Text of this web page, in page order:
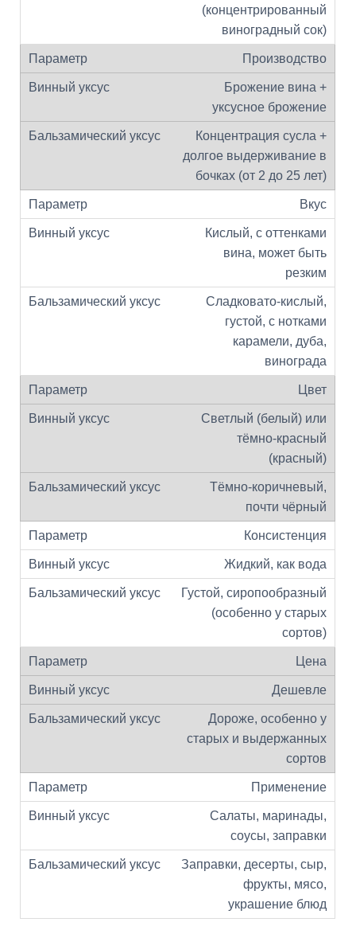
(концентрированный
виноградный сок)
Производство
Брожение вина +
уксусное брожение
Концентрация сусла +
долгое выдерживание в
бочках (от 2 до 25 лет)
Вкус
Кислый, с оттенками
вина, может быть
резким
Сладковато-кислый,
густой, с нотками
карамели, дуба,
винограда
Цвет
Светлый (белый) или
тёмно-красный
(красный)
Тёмно-коричневый,
почти чёрный
Консистенция
Жидкий, как вода
Густой, сиропообразный
(особенно у старых
сортов)
Цена
Дешевле
Дороже, особенно у
старых и выдержанных
сортов
Применение
Салаты, маринады,
соусы, заправки
Заправки, десерты, сыр,
фрукты, мясо,
украшение блюд